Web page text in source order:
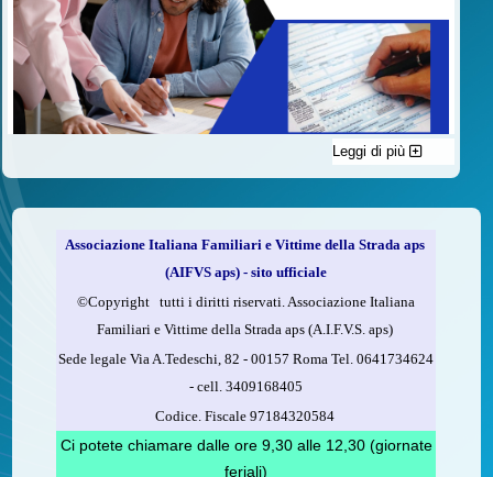
C'è un modo di contribuire alle attività dell’A.I.F.V.S. a favore
delle vittime della strada e per dare giustizia ai superstiti ed ai
loro familiari che non costa nulla: devolvere il 5 per mille della
Compila la scheda CUD o del modello 730.
Firma nel riquadro indicato come “Sostegno delle
organizzazioni non lucrative di utilità sociale, delle associazioni
Indica nel riquadro il codice fiscale dell’A.I.F.V.S.:
97184320584
Leggi di più
Associazione Italiana Familiari e Vittime della Strada aps
(AIFVS aps) - sito ufficiale
©​Copyright tutti i diritti riservati. Associazione Italiana
Familiari e Vittime della Strada aps (A.I.F.V.S. aps)
Sede legale Via A.Tedeschi, 82 - 00157 Roma Tel. 0641734624
-cell.3409168405
Codice. Fiscale 97184320584
Ci potete chiamare dalle ore 9,30 alle 12,30 (giornate
feriali)